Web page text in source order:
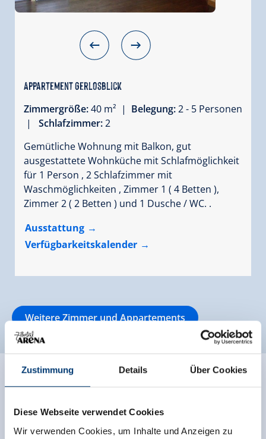
Zustimmung Details Über Cookies
Diese Webseite verwendet Cookies
Wir verwenden Cookies, um Inhalte und Anzeigen zu
Appartement Gerlosblick
Zimmergröße:40 m² | Belegung:2 - 5 Personen
|
Schlafzimmer:2
Gemütliche Wohnung mit Balkon, gut
ausgestattete Wohnküche mit Schlafmöglichkeit
für 1 Person , 2 Schlafzimmer mit
Waschmöglichkeiten , Zimmer 1 ( 4 Betten ),
Zimmer 2 ( 2 Betten ) und 1 Dusche / WC. .
Ausstattung
Verfügbarkeitskalender
Weitere Zimmer und Appartements